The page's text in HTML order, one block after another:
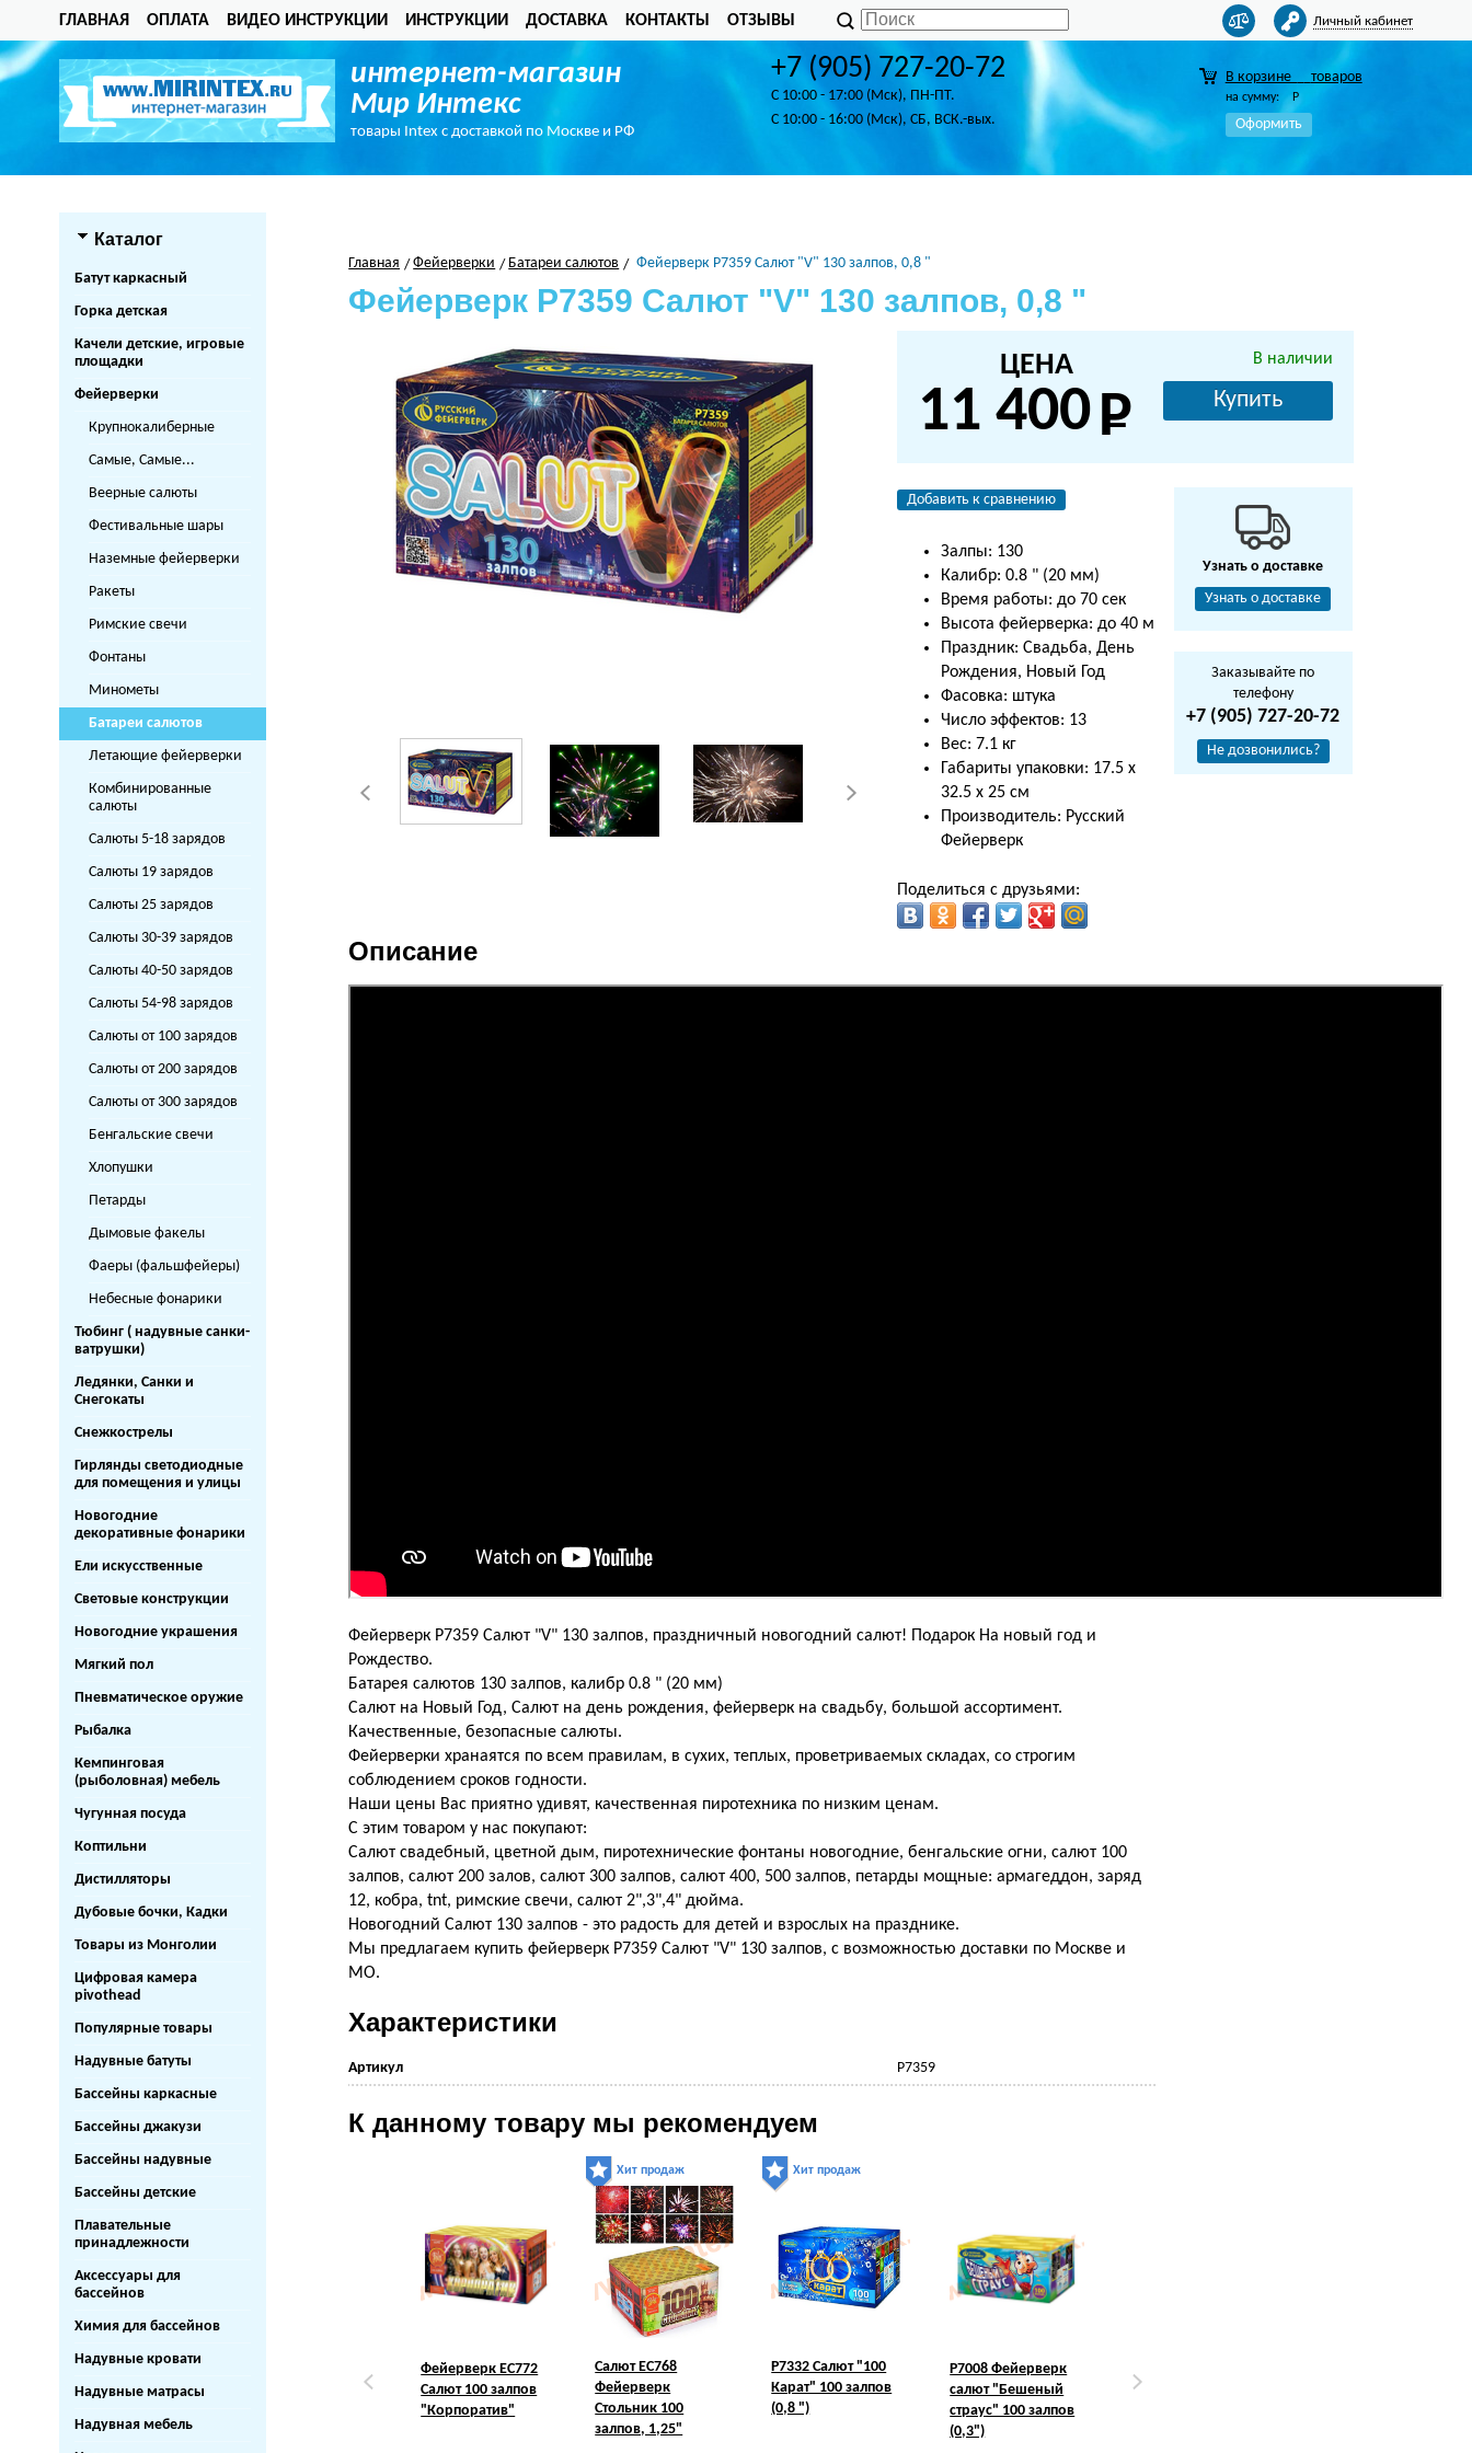
ГЛАВНАЯ ОПЛАТА ВИДЕО ИНСТРУКЦИИ ИНСТРУКЦИИ ДОСТАВКА КОНТАКТЫ ОТЗЫВЫ Личный кабинет
интернет-магазин
Мир Интекс
товары Intex с доставкой по Москве и РФ
+7 (905) 727-20-72
C 10:00 - 17:00 (Мск), ПН-ПТ.
C 10:00 - 16:00 (Мск), СБ, ВСК.-вых.
В корзине товаров
на сумму: Р
Оформить
Каталог
Батут каркасный
Горка детская
Качели детские, игровые
площадки
Фейерверки
Крупнокалиберные
Самые, Самые...
Веерные салюты
Фестивальные шары
Наземные фейерверки
Ракеты
Римские свечи
Фонтаны
Минометы
Батареи салютов
Летающие фейерверки
Комбинированные
салюты
Салюты 5-18 зарядов
Салюты 19 зарядов
Салюты 25 зарядов
Салюты 30-39 зарядов
Салюты 40-50 зарядов
Салюты 54-98 зарядов
Салюты от 100 зарядов
Салюты от 200 зарядов
Салюты от 300 зарядов
Бенгальские свечи
Хлопушки
Петарды
Дымовые факелы
Фаеры (фальшфейеры)
Небесные фонарики
Тюбинг ( надувные санки-
ватрушки)
Ледянки, Санки и
Снегокаты
Снежкострелы
Гирлянды светодиодные
для помещения и улицы
Новогодние
декоративные фонарики
Ели искусственные
Световые конструкции
Новогодние украшения
Мягкий пол
Пневматическое оружие
Рыбалка
Кемпинговая
(рыболовная) мебель
Чугунная посуда
Коптильни
Дистилляторы
Дубовые бочки, Кадки
Товары из Монголии
Цифровая камера
pivothead
Популярные товары
Надувные батуты
Бассейны каркасные
Бассейны джакузи
Бассейны надувные
Бассейны детские
Плавательные
принадлежности
Аксессуары для
бассейнов
Химия для бассейнов
Надувные кровати
Надувные матрасы
Надувная мебель
Главная Фейерверки Батареи салютов Фейерверк Р7359 Салют "V" 130 залпов, 0,8 "
Фейерверк Р7359 Салют "V" 130 залпов, 0,8 "
В наличии
ЦЕНА
11 400 Купить
Добавить к сравнению
Залпы: 130
Калибр: 0.8 " (20 мм)
Время работы: до 70 сек
Высота фейерверка: до 40 м
Праздник: Свадьба, День
Рождения, Новый Год
Фасовка: штука
Число эффектов: 13
Вес: 7.1 кг
Габариты упаковки: 17.5 х
32.5 х 25 см
Производитель: Русский
Фейерверк
Поделиться с друзьями:
Описание
Фейерверк Р7359 Салют "V" 130 залпов, праздничный новогодний салют! Подарок На новый год и
Рождество.
Батарея салютов 130 залпов, калибр 0.8 " (20 мм)
Салют на Новый Год, Салют на день рождения, фейерверк на свадьбу, большой ассортимент.
Качественные, безопасные салюты.
Фейерверки хранаятся по всем правилам, в сухих, теплых, проветриваемых складах, со строгим
соблюдением сроков годности.
Наши цены Вас приятно удивят, качественная пиротехника по низким ценам.
С этим товаром у нас покупают:
Салют свадебный, цветной дым, пиротехнические фонтаны новогодние, бенгальские огни, салют 100
залпов, салют 200 залов, салют 300 залпов, салют 400, 500 залпов, петарды мощные: армагеддон, заряд
12, кобра, tnt, римские свечи, салют 2",3",4" дюйма.
Новогодний Салют 130 залпов - это радость для детей и взрослых на празднике.
Мы предлагаем купить фейерверк Р7359 Салют "V" 130 залпов, с возможностью доставки по Москве и
МО.
Характеристики
Артикул Р7359
К данному товару мы рекомендуем
Фейерверк ЕС772
Салют 100 залпов
"Корпоратив"
Хит продаж
Салют ЕС768
Фейерверк
Стольник 100
залпов, 1,25"
Хит продаж
Р7332 Салют "100
Карат" 100 залпов
(0,8 ")
Р7008 Фейерверк
салют "Бешеный
страус" 100 залпов
(0,3")
Фейерверк С
Узнать о доставке
Узнать о доставке
Заказывайте по
телефону
+7 (905) 727-20-72
Не дозвонились?